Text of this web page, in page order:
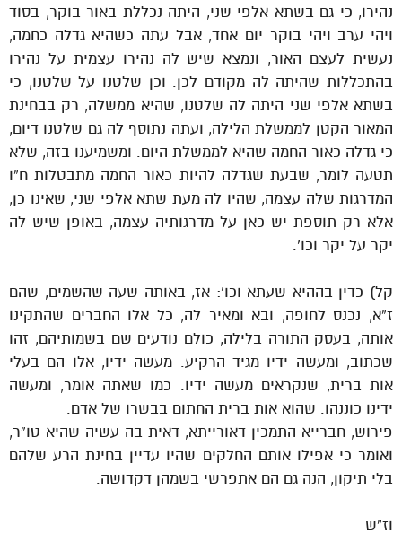
נהירו, כי גם בשתא אלפי שני, היתה נכללת באור בוקר, בסוד
ויהי ערב ויהי בוקר יום אחד, אבל עתה כשהיא גדלה כחמה,
נעשית לעצם האור, ונמצא שיש לה נהירו עצמית על נהירו
בהתכללות שהיתה לה מקודם לכן. וכן שלטנו על שלטנו, כי
בשתא אלפי שני היתה לה שלטנו, שהיא ממשלה, רק בבחינת
המאור הקטן לממשלת הלילה, ועתה נתוסף לה גם שלטנו דיום,
כי גדלה כאור החמה שהיא לממשלת היום. ומשמיענו בזה, שלא
תטעה לומר, שבעת שגדלה להיות כאור החמה מתבטלות ח”ו
המדרגות שלה עצמה, שהיו לה מעת שתא אלפי שני, שאינו כן,
אלא רק תוספת יש כאן על מדרגותיה עצמה, באופן שיש לה
יקר על יקר וכו’.
קל) כדין בההיא שעתא וכו’: אז, באותה שעה שהשמים, שהם
ז”א, נכנס לחופה, ובא ומאיר לה, כל אלו החברים שהתקינו
אותה, בעסק התורה בלילה, כולם נודעים שם בשמותיהם, זהו
שכתוב, ומעשה ידיו מגיד הרקיע. מעשה ידיו, אלו הם בעלי
אות ברית, שנקראים מעשה ידיו. כמו שאתה אומר, ומעשה
ידינו כוננהו. שהוא אות ברית החתום בבשרו של אדם.
פירוש, חברייא התמכין דאורייתא, דאית בה עשיה שהיא טו”ר,
ואומר כי אפילו אותם החלקים שהיו עדיין בחינת הרע שלהם
בלי תיקון, הנה גם הם אתפרשי בשמהן דקדושה.
וז”ש